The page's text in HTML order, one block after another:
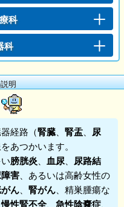
科
科
明
経路（腎臓 腎盂
尿
あつかいます。
膀胱炎 血尿
尿路結
害 、あるいは高齢女性の
ん 腎がん 、精巣腫瘍な
慢性腎不全、 急性陰嚢症